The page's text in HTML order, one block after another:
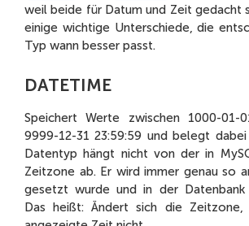
weil beide für Datum und Zeit gedacht
einige wichtige Unterschiede, die
Typ wann besser passt.
DATETIME
Speichert Werte zwischen 1000-01-
9999-12-31 23:59:59 und belegt
Datentyp hängt nicht von der in
Zeitzone ab. Er wird immer genau so
gesetzt wurde und in der Datenbank
Das heißt: Ändert sich die